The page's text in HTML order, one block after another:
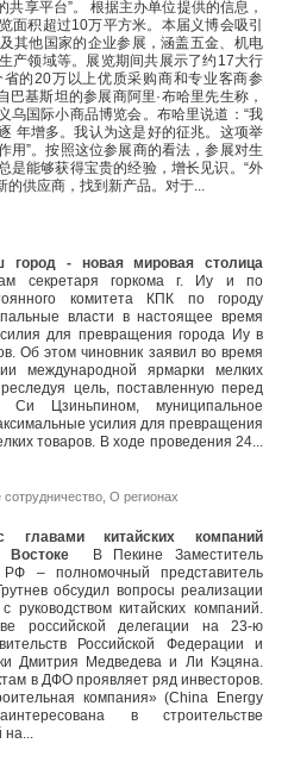
享平台”。 根据主办单位提供的信息，
面积超过10万平方米。本届义博会吸引
其他国家的企业参展，涵盖五金、机电
产领域等。展览期间共展示了约17大行
的20万以上优质采购商和专业客商参
基斯坦的参展商阿里·布哈里先生称，
乌国际小商品博览会。布哈里说道：“我
年增多。我认为这是好的征兆。这项举
用”。按照这位参展商的看法，参展对生
是能够获得宝贵的经验，增长见识。“外
的供应商，找到新产品。对于...
город - новая мировая столица
секретаря горкома г. Иу и по
комитета КПК по городу
власти в настоящее время
для превращения города Иу в
Об этом чиновник заявил во время
международной ярмарки мелких
цель, поставленную перед
Цзиньпином, муниципальное
усилия для превращения
товаров. В ходе проведения 24...
О регионах
китайских компаний
Востоке В Пекине Заместитель
РФ – полномочный представитель
обсудил вопросы реализации
руководством китайских компаний.
российской делегации на 23-ю
Российской Федерации и
Дмитрия Медведева и Ли Кэцяна.
в ДФО проявляет ряд инвесторов.
компания» (China Energy
в строительстве
на...